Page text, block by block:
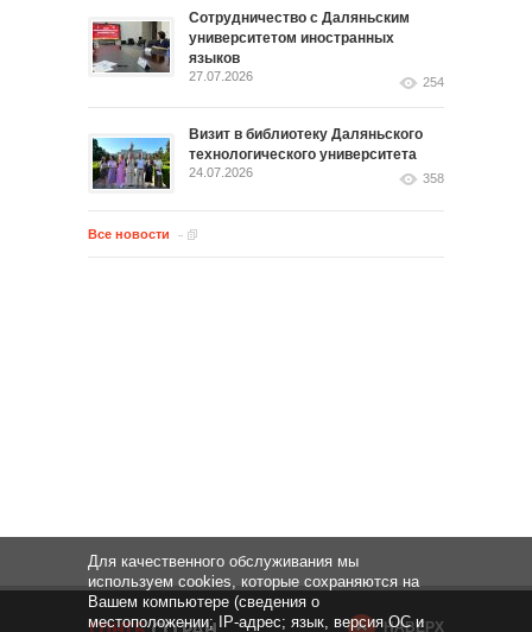
Сотрудничество с Даляньским
университетом иностранных
языков
27.07.2026 254
Визит в библиотеку Даляньского
технологического университета
24.07.2026 358
Все новости
НАВЕРХ
Для качественного обслуживания мы
используем cookies, которые сохраняются на
Вашем компьютере (сведения о
местоположении; IP-адрес; язык, версия ОС и